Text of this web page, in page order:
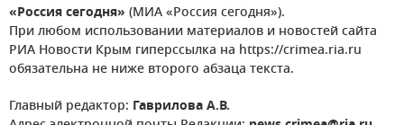
«Россия сегодня» (МИА «Россия сегодня»).
При любом использовании материалов и новостей сайта
РИА Новости Крым гиперссылка на https://crimea.ria.ru
обязательна не ниже второго абзаца текста.
Главный редактор: Гаврилова А.В.